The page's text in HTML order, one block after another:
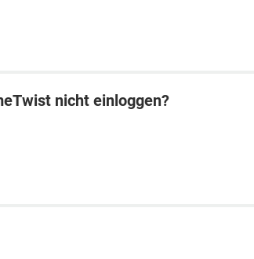
nicht einloggen?